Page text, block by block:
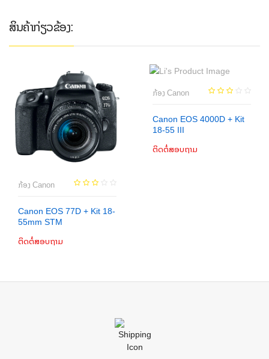
ສິນຄ້າກ່ຽວຂ້ອງ:
ກ້ອງ Canon
Canon EOS 77D + Kit 18-
55mm STM
ຕິດຕໍ່ສອບຖາມ
ເພີ່ມເຂົ້າກະຕ່າ
ກ້ອງ Canon
Canon EOS 4000D + Kit
18-55 III
ຕິດຕໍ່ສອບຖາມ
ເພີ່ມເຂົ້າກະຕ່າ